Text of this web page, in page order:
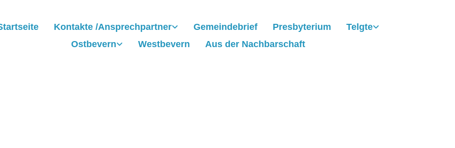
Kontakte /Ansprechpartner Gemeindebrief Presbyterium
Telgte
Ostbevern
Westbevern Aus der Nachbarschaft